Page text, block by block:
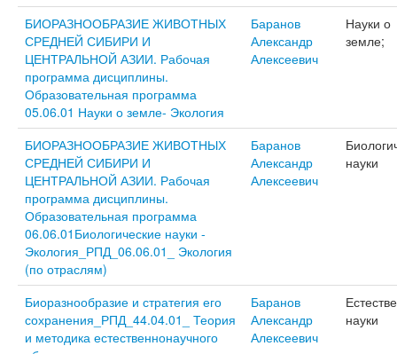
БИОРАЗНООБРАЗИЕ ЖИВОТНЫХ
СРЕДНЕЙ СИБИРИ И
ЦЕНТРАЛЬНОЙ АЗИИ. Рабочая
программа дисциплины.
Образовательная программа
05.06.01 Науки о земле- Экология
Баранов
Александр
Алексеевич
Науки о
земле;
БИОРАЗНООБРАЗИЕ ЖИВОТНЫХ
СРЕДНЕЙ СИБИРИ И
ЦЕНТРАЛЬНОЙ АЗИИ. Рабочая
программа дисциплины.
Образовательная программа
06.06.01Биологические науки -
Экология_РПД_06.06.01_ Экология
(по отраслям)
Баранов
Александр
Алексеевич
науки
Биоразнообразие и стратегия его
сохранения_РПД_44.04.01_ Теория
и методика естественнонаучного
Баранов
Александр
Алексеевич
науки